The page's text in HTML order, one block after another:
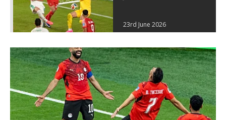
23rd June 2026